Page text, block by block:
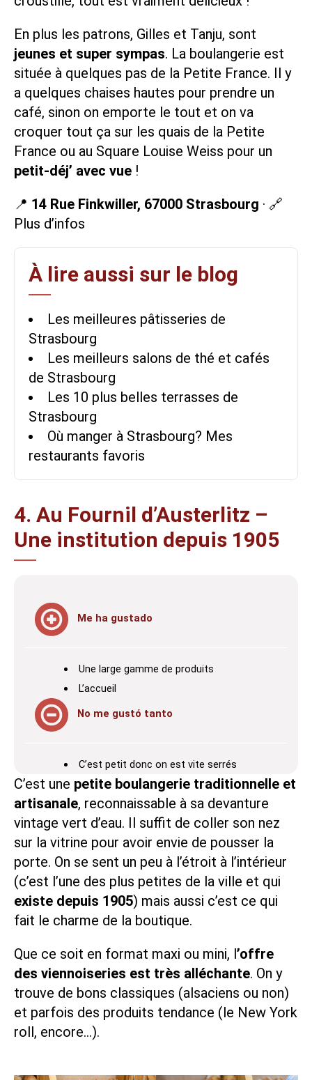
En plus les patrons, Gilles et Tanju, sont
jeunes et super sympas. La boulangerie est
située à quelques pas de la Petite France. Il y
a quelques chaises hautes pour prendre un
café, sinon on emporte le tout et on va
croquer tout ça sur les quais de la Petite
France ou au Square Louise Weiss pour un
petit-déj’ avec vue !
📍 14 Rue Finkwiller, 67000 Strasbourg · 🔗
Plus d’infos
À lire aussi sur le blog
Les meilleures pâtisseries de
Strasbourg
Les meilleurs salons de thé et cafés
de Strasbourg
Les 10 plus belles terrasses de
Strasbourg
Où manger à Strasbourg? Mes
restaurants favoris
4. Au Fournil d’Austerlitz –
Une institution depuis 1905
Me ha gustado
Une large gamme de produits
L’accueil
No me gustó tanto
C’est petit donc on est vite serrés
C’est une petite boulangerie traditionnelle et
artisanale, reconnaissable à sa devanture
vintage vert d’eau. Il suffit de coller son nez
sur la vitrine pour avoir envie de pousser la
porte. On se sent un peu à l’étroit à l’intérieur
(c’est l’une des plus petites de la ville et qui
existe depuis 1905) mais aussi c’est ce qui
fait le charme de la boutique.
Que ce soit en format maxi ou mini, l’offre
des viennoiseries est très alléchante. On y
trouve de bons classiques (alsaciens ou non)
et parfois des produits tendance (le New York
roll, encore…).